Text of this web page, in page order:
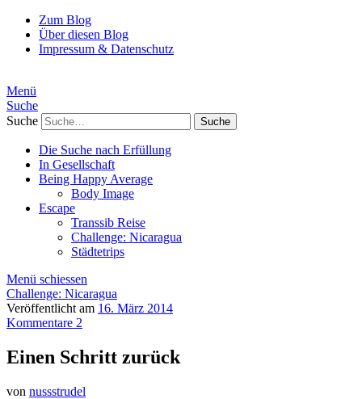
Zum Blog
Über diesen Blog
Impressum & Datenschutz
Menü
Suche
Suche
Die Suche nach Erfüllung
In Gesellschaft
Being Happy Average
Body Image
Escape
Transsib Reise
Challenge: Nicaragua
Städtetrips
Menü schiessen
Challenge: Nicaragua
Veröffentlicht am 16. März 2014
Kommentare 2
Einen Schritt zurück
von nussstrudel